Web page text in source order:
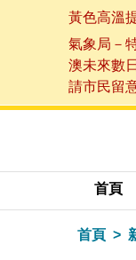
黃色高溫
氣象局－
澳未來數
請市民留
首頁
首頁